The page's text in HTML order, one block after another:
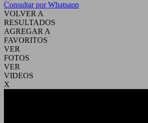
Consultar por Whatsapp
VOLVER A
RESULTADOS
AGREGAR A
FAVORITOS
VER
FOTOS
VER
VIDEOS
X